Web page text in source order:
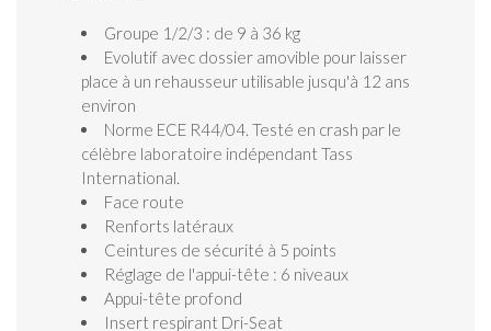
Groupe 1/2/3 : de 9 à 36 kg
Evolutif avec dossier amovible pour laisser
place à un rehausseur utilisable jusqu'à 12 ans
environ
Norme ECE R44/04. Testé en crash par le
célèbre laboratoire indépendant Tass
International.
Face route
Renforts latéraux
Ceintures de sécurité à 5 points
Réglage de l'appui-tête : 6 niveaux
Appui-tête profond
Insert respirant Dri-Seat